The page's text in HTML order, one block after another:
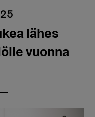
lähes
vuonna